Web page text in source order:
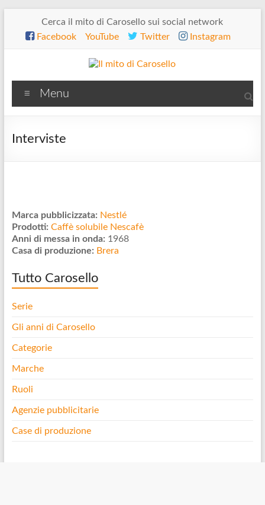
contenuto
Cerca il mito di Carosello sui social network
Facebook
YouTube Twitter Instagram
Il
mito
di
Menu
Interviste
Marca pubblicizzata: Nestlé
Prodotti: Caffè solubile Nescafè
Anni di messa in onda: 1968
Casa di produzione: Brera
Tutto Carosello
Serie
Gli anni di Carosello
Categorie
Marche
Ruoli
Agenzie pubblicitarie
Case di produzione